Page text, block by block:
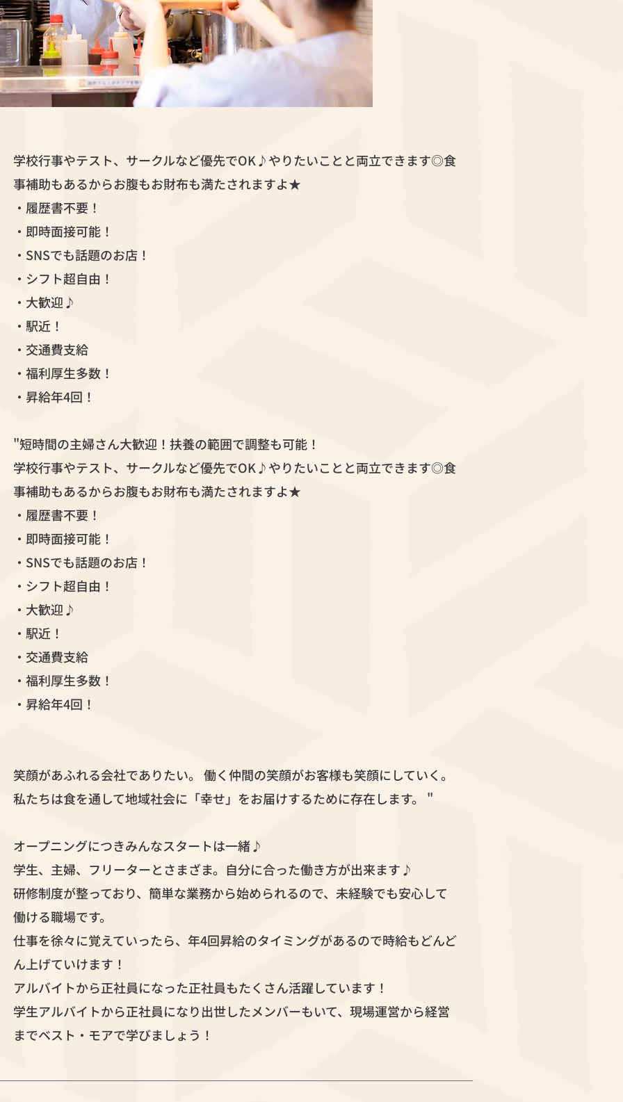
学校行事やテスト、サークルなど優先でOK♪やりたいことと両立できます◎食
事補助もあるからお腹もお財布も満たされますよ★
・履歴書不要！
・即時面接可能！
・SNSでも話題のお店！
・シフト超自由！
・大歓迎♪
・駅近！
・交通費支給
・福利厚生多数！
・昇給年4回！
"短時間の主婦さん大歓迎！扶養の範囲で調整も可能！
学校行事やテスト、サークルなど優先でOK♪やりたいことと両立できます◎食
事補助もあるからお腹もお財布も満たされますよ★
・履歴書不要！
・即時面接可能！
・SNSでも話題のお店！
・シフト超自由！
・大歓迎♪
・駅近！
・交通費支給
・福利厚生多数！
・昇給年4回！
笑顔があふれる会社でありたい。 働く仲間の笑顔がお客様も笑顔にしていく。
私たちは食を通して地域社会に「幸せ」をお届けするために存在します。 "
オープニングにつきみんなスタートは一緒♪
学生、主婦、フリーターとさまざま。自分に合った働き方が出来ます♪
研修制度が整っており、簡単な業務から始められるので、未経験でも安心して
働ける職場です。
仕事を徐々に覚えていったら、年4回昇給のタイミングがあるので時給もどんど
ん上げていけます！
アルバイトから正社員になった正社員もたくさん活躍しています！
学生アルバイトから正社員になり出世したメンバーもいて、現場運営から経営
までベスト・モアで学びましょう！